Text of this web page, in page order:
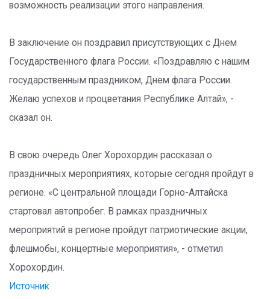
возможность реализации этого направления.
В заключение он поздравил присутствующих с Днем
Государственного флага России. «Поздравляю с нашим
государственным праздником, Днем флага России.
Желаю успехов и процветания Республике Алтай», -
сказал он.
В свою очередь Олег Хорохордин рассказал о
праздничных мероприятиях, которые сегодня пройдут в
регионе. «С центральной площади Горно-Алтайска
стартовал автопробег. В рамках праздничных
мероприятий в регионе пройдут патриотические акции,
флешмобы, концертные мероприятия», - отметил
Хорохордин.
Источник